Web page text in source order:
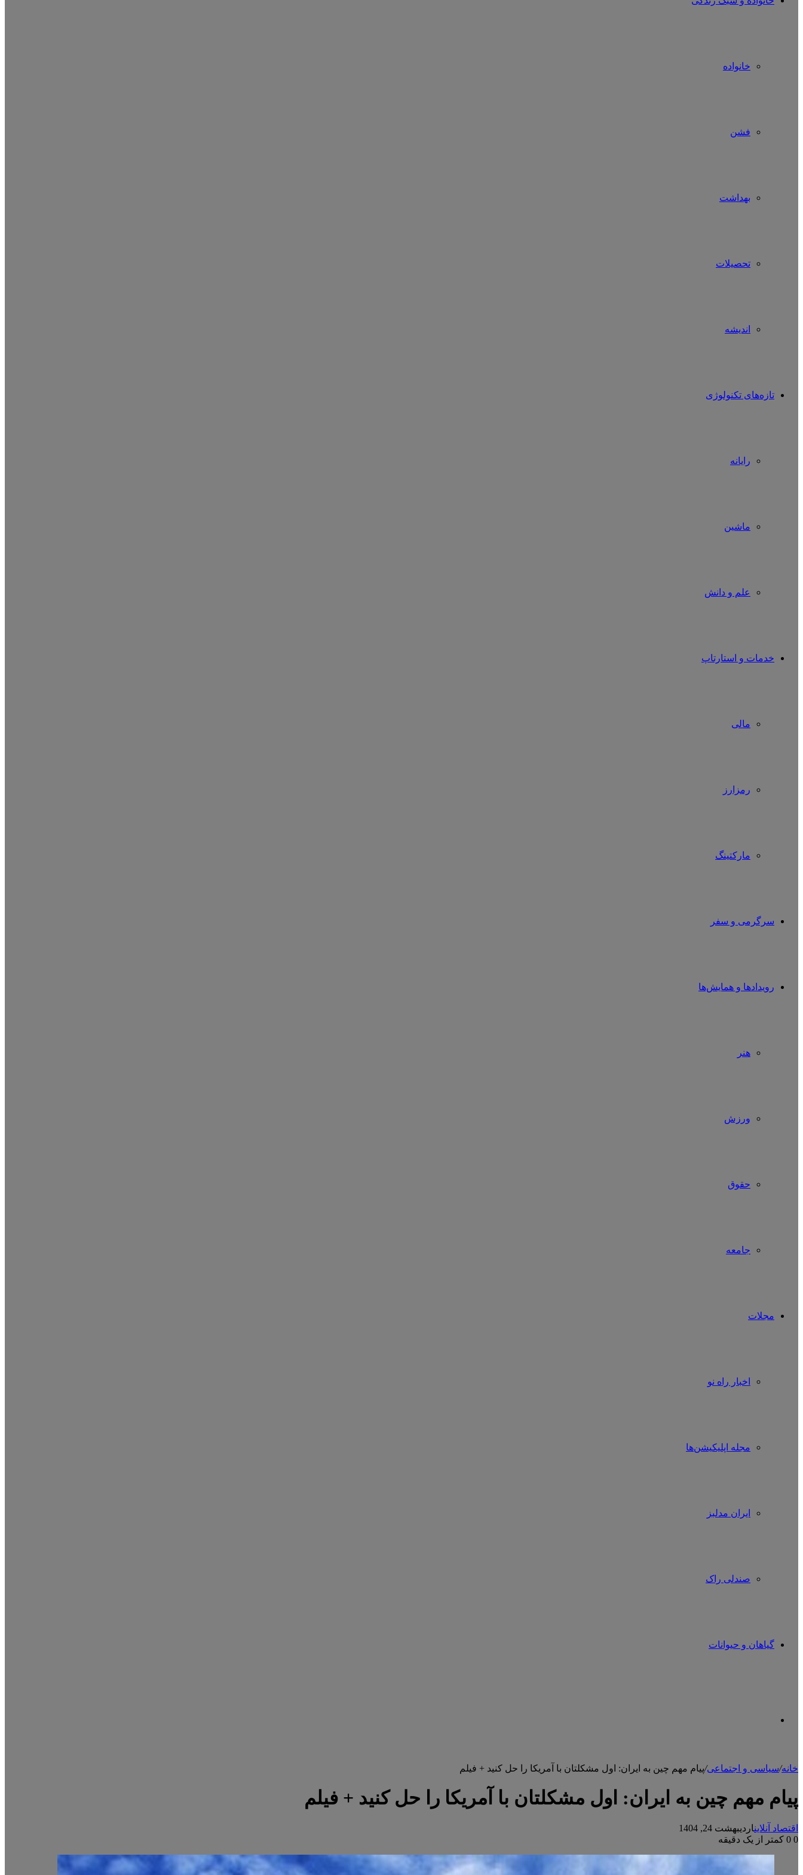
خانواده
فشن
بهداشت
تحصیلات
اندیشه
تازه‌های تکنولوژی
رایانه
ماشین
علم و دانش
خدمات و استارتاپ
مالی
رمزارز
مارکتینگ
سرگرمی و سفر
رویدادها و همایش‌ها
هنر
ورزش
حقوق
جامعه
مجلات
اخبار راه نو
مجله اپلیکیشن‌ها
ایران مدلبز
صندلی راک
گیاهان و حیوانات
خانه/سیاسی و اجتماعی/پیام مهم چین به ایران: اول مشکلتان با آمریکا را حل کنید + فیلم
پیام مهم چین به ایران: اول مشکلتان با آمریکا را حل کنید + فیلم
اقتصاد آنلایناردیبهشت 24, 1404
0
کمتر از یک دقیقه